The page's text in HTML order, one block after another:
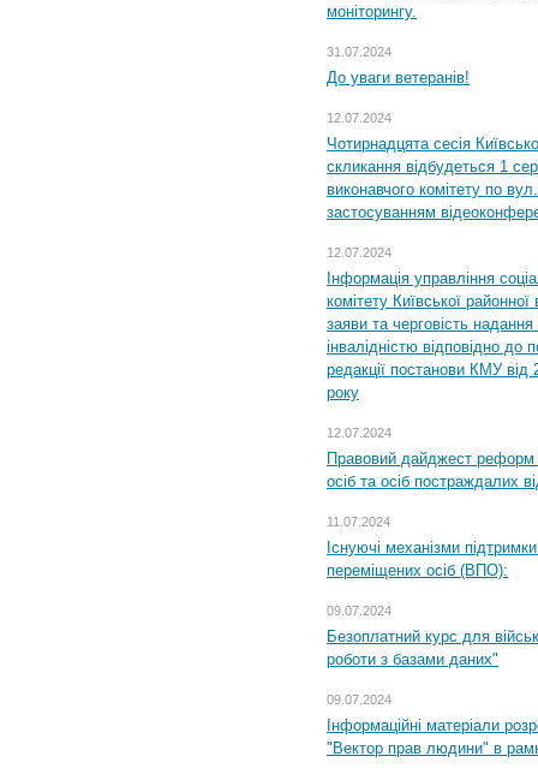
моніторингу.
31.07.2024
До уваги ветеранів!
12.07.2024
Чотирнадцята сесія
скликання відбудеться 1
виконавчого комітету по
застосуванням
12.07.2024
Інформація управління
комітету Київської
заяви та черговість надання
інвалідністю відповідно
редакції постанови КМУ
року
12.07.2024
Правовий дайджест реформ
осіб та осіб постраждалих
11.07.2024
Існуючі механізми
переміщених осіб (ВПО):
09.07.2024
Безоплатний курс для
роботи з базами даних"
09.07.2024
Інформаційні матеріали
"Вектор прав людини" в